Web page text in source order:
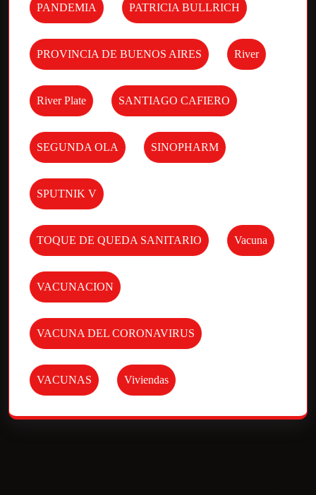
PANDEMIA PATRICIA BULLRICH
PROVINCIA DE BUENOS AIRES River
River Plate SANTIAGO CAFIERO
SEGUNDA OLA SINOPHARM
SPUTNIK V
TOQUE DE QUEDA SANITARIO Vacuna
VACUNACION
VACUNA DEL CORONAVIRUS
VACUNAS Viviendas